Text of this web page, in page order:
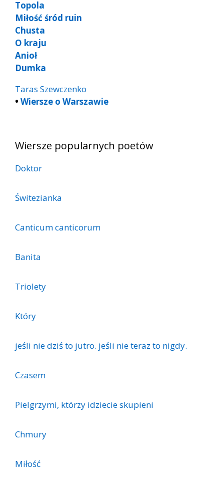
Topola
Miłość śród ruin
Chusta
O kraju
Anioł
Dumka
Taras Szewczenko
• Wiersze o Warszawie
Wiersze popularnych poetów
Doktor
Świtezianka
Canticum canticorum
Banita
Triolety
Który
jeśli nie dziś to jutro. jeśli nie teraz to nigdy.
Czasem
Pielgrzymi, którzy idziecie skupieni
Chmury
Miłość